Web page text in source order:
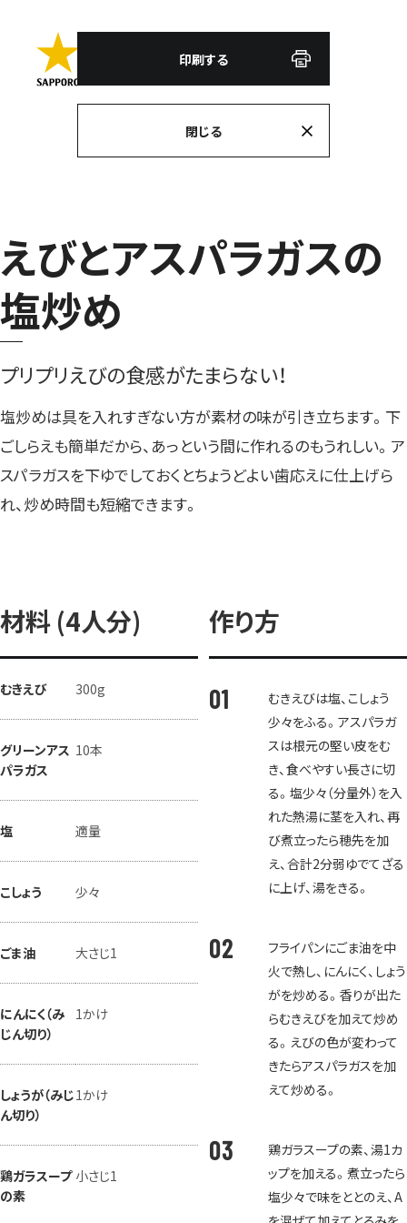
印刷する
閉じる
えびとアスパラガスの
塩炒め
プリプリえびの食感がたまらない！
塩炒めは具を入れすぎない方が素材の味が引き立ちます。下
ごしらえも簡単だから、あっという間に作れるのもうれしい。ア
スパラガスを下ゆでしておくとちょうどよい歯応えに仕上げら
れ、炒め時間も短縮できます。
材料 (4人分)
むきえび 300g
グリーンアス
パラガス
10本
塩 適量
こしょう 少々
ごま油 大さじ1
にんにく（み
じん切り）
1かけ
しょうが（みじ
ん切り）
1かけ
鶏ガラスープ
の素
小さじ1
作り方
むきえびは塩、こしょう
少々をふる。アスパラガ
スは根元の堅い皮をむ
き、食べやすい長さに切
る。塩少々（分量外）を入
れた熱湯に茎を入れ、再
び煮立ったら穂先を加
え、合計2分弱ゆでてざる
に上げ、湯をきる。
フライパンにごま油を中
火で熱し、にんにく、しょう
がを炒める。香りが出た
らむきえびを加えて炒め
る。えびの色が変わって
きたらアスパラガスを加
えて炒める。
鶏ガラスープの素、湯1カ
ップを加える。煮立ったら
塩少々で味をととのえ、A